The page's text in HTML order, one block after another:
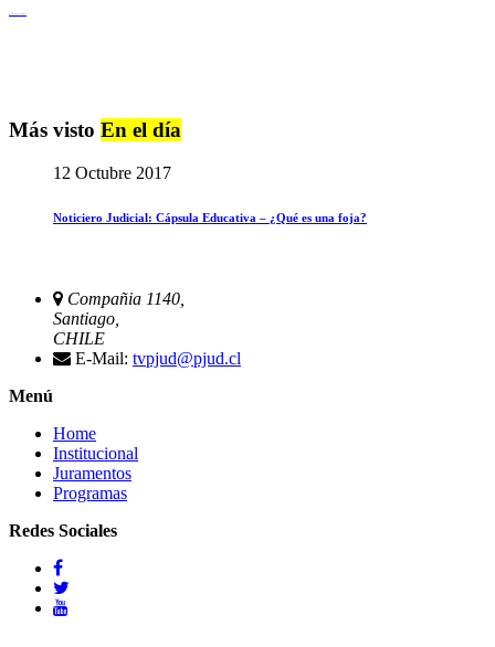
Más visto En el día
12 Octubre 2017
Noticiero Judicial: Cápsula Educativa – ¿Qué es una foja?
Compañia 1140,
Santiago,
CHILE
E-Mail: tvpjud@pjud.cl
Menú
Home
Institucional
Juramentos
Programas
Redes Sociales